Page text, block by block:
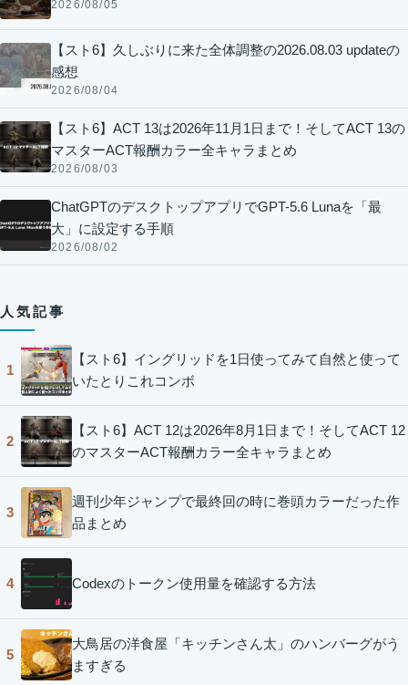
2026/08/05
【スト6】久しぶりに来た全体調整の2026.08.03 updateの
感想
2026/08/04
【スト6】ACT 13は2026年11月1日まで！そしてACT 13の
マスターACT報酬カラー全キャラまとめ
2026/08/03
ChatGPTのデスクトップアプリでGPT-5.6 Lunaを「最
大」に設定する手順
2026/08/02
人気記事
1
【スト6】イングリッドを1日使ってみて自然と使って
いたとりこれコンボ
2
【スト6】ACT 12は2026年8月1日まで！そしてACT 12
のマスターACT報酬カラー全キャラまとめ
3
週刊少年ジャンプで最終回の時に巻頭カラーだった作
品まとめ
4 Codexのトークン使用量を確認する方法
5
大鳥居の洋食屋「キッチンさん太」のハンバーグがう
ますぎる